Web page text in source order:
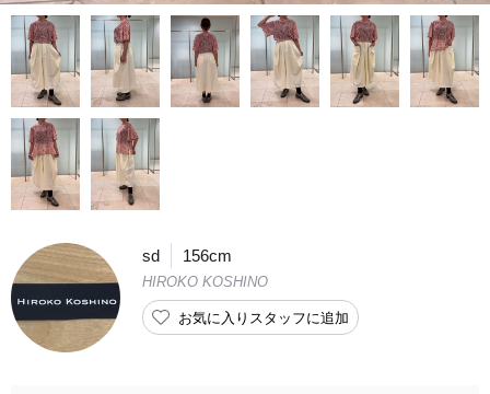
sd 156cm
HIROKO KOSHINO
お気に入りスタッフに追加